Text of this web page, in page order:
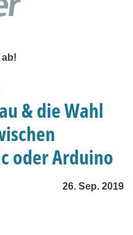
& die Wahl
oder Arduino
26. Sep. 2019